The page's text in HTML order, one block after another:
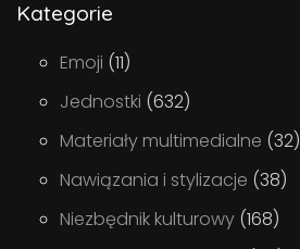
Kategorie
Emoji (11)
Jednostki (632)
Materiały multimedialne (32)
Nawiązania i stylizacje (38)
Niezbędnik kulturowy (168)